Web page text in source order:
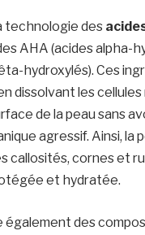
technologie des
AHA (acides alpha-
hydroxylés). Ces
dissolvant les
de la peau sans
agressif. Ainsi, la
callosités, cornes et
et hydratée.
également des